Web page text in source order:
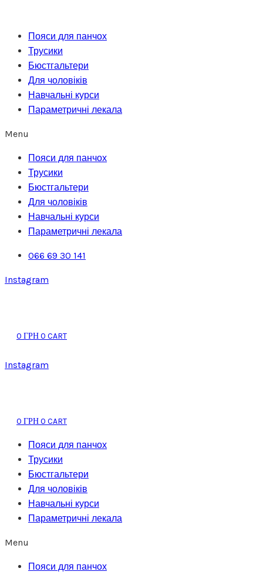
вмістуПояси для панчох
Трусики
Бюстгальтери
Для чоловіків
Навчальні курси
Параметричні лекала
Menu
Пояси для панчох
Трусики
Бюстгальтери
Для чоловіків
Навчальні курси
Параметричні лекала
066 69 30 141
Instagram
0 ГРН 0 CART
Instagram
0 ГРН 0 CART
Пояси для панчох
Трусики
Бюстгальтери
Для чоловіків
Навчальні курси
Параметричні лекала
Menu
Пояси для панчох